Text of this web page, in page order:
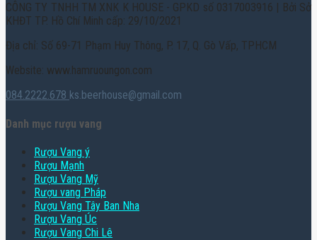
CÔNG TY TNHH TM XNK K HOUSE - GPKD số 0317003916 | Bởi Sở
KHĐT TP. Hồ Chí Minh cấp: 29/10/2021
Địa chỉ: Số 69-71 Phạm Huy Thông, P. 17, Q. Gò Vấp, TPHCM
Website: www.hamruoungon.com
084.2222.678 ks.beerhouse@gmail.com
Danh mục rượu vang
Rượu Vang ý
Rượu Mạnh
Rượu Vang Mỹ
Rượu vang Pháp
Rượu Vang Tây Ban Nha
Rượu Vang Úc
Rượu Vang Chi Lê